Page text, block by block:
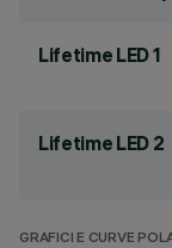
Lifetime LED 1
Lifetime LED 2
GRAFICI E CURVE